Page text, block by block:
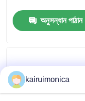
পণ্য
অনুসন্ধান পাঠান
kairuimonica